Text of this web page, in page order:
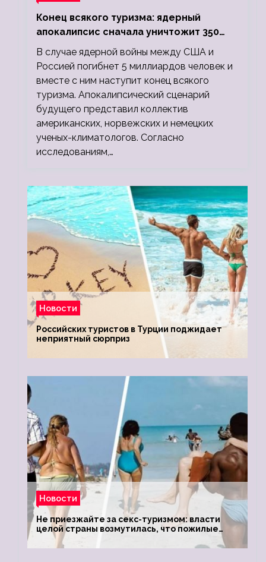
Конец всякого туризма: ядерный
апокалипсис сначала уничтожит 350
миллионов, а потом 5 миллиардов
людей
В случае ядерной войны между США и
Россией погибнет 5 миллиардов человек и
вместе с ним наступит конец всякого
туризма. Апокалипсический сценарий
будущего представил коллектив
американских, норвежских и немецких
ученых-климатологов. Согласно
исследованиям,…
Новости
Российских туристов в Турции поджидает
неприятный сюрприз
Новости
Не приезжайте за секс-туризмом: власти
целой страны возмутилась, что пожилые
туристки массово едут к ним, чтобы
обзавестись молодыми любовниками